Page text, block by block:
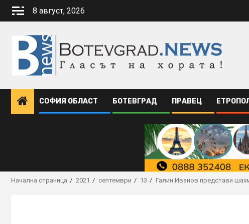
Skip
8 август, 2026
СОФИЯ ОБЛАСТ БОТЕВГРАД ПРАВЕЦ
Начална страница 2021 септември 13 Галин Иванов представи